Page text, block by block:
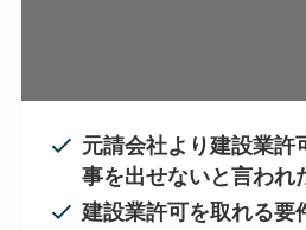
元請会社より建設業許
事を出せないと言われ
建設業許可を取れる要